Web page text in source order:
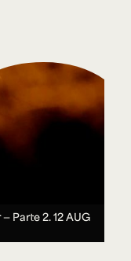
Parte 2.12 AUG